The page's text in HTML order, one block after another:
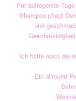
Für aufregende
Shampoo pflegt
und
Ich hatte noch nie
Ein allround